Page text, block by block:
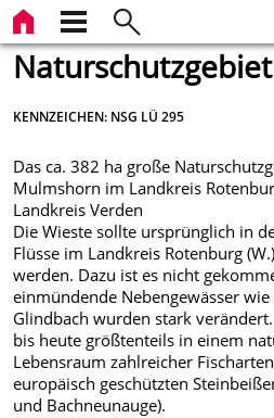
KENNZEICHEN: NSG LÜ 295
Das ca. 382 ha große
Mulmshorn im Landkreis
Landkreis Verden
Die Wieste sollte ursprünglich in
Flüsse im Landkreis Rotenburg
werden. Dazu ist es nicht
einmündende Nebengewässer
Glindbach wurden stark
bis heute größtenteils in einem
Lebensraum zahlreicher
europäisch geschützten
und Bachneunauge).